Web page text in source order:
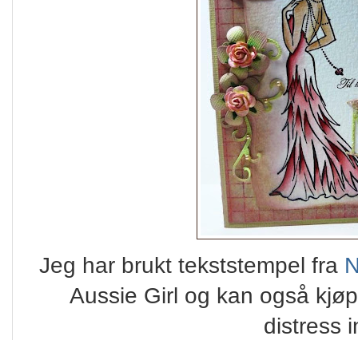
Jeg har brukt tekststempel fra
Aussie Girl og kan også
distress